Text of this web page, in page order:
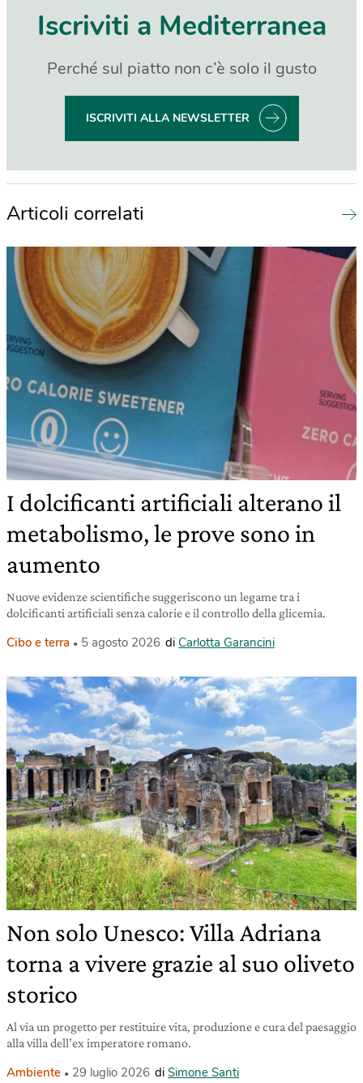
Iscriviti a Mediterranea
Perché sul piatto non c’è solo il gusto
ISCRIVITI ALLA NEWSLETTER
Articoli correlati
I dolcificanti artificiali alterano il
metabolismo, le prove sono in
aumento
Nuove evidenze scientifiche suggeriscono un legame tra i
dolcificanti artificiali senza calorie e il controllo della glicemia.
Cibo e terra 5 agosto 2026 di Carlotta Garancini
Non solo Unesco: Villa Adriana
torna a vivere grazie al suo oliveto
storico
Al via un progetto per restituire vita, produzione e cura del paesaggio
alla villa dell’ex imperatore romano.
Ambiente 29 luglio 2026 di Simone Santi